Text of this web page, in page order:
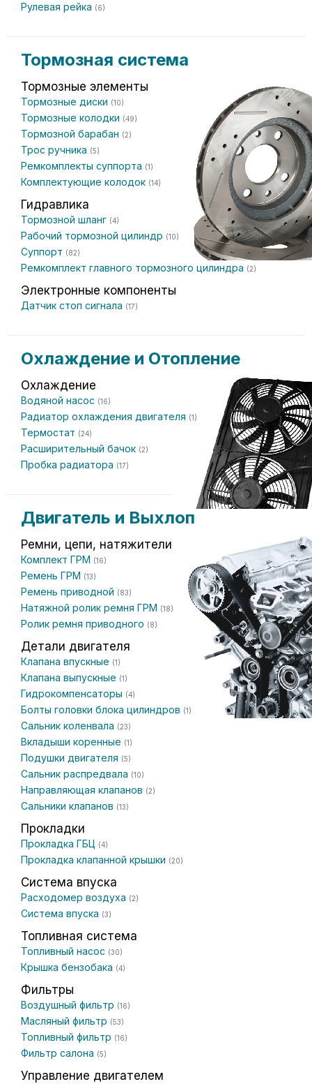
Рулевая рейка (6)
Тормозная система
Тормозные элементы
Тормозные диски (10)
Тормозные колодки (49)
Тормозной барабан (2)
Трос ручника (5)
Ремкомплекты суппорта (1)
Комплектующие колодок (14)
Гидравлика
Тормозной шланг (4)
Рабочий тормозной цилиндр (10)
Суппорт (82)
Ремкомплект главного тормозного цилиндра (2)
Электронные компоненты
Датчик стоп сигнала (17)
Охлаждение и Отопление
Охлаждение
Водяной насос (16)
Радиатор охлаждения двигателя (1)
Термостат (24)
Расширительный бачок (2)
Пробка радиатора (17)
Двигатель и Выхлоп
Ремни, цепи, натяжители
Комплект ГРМ (16)
Ремень ГРМ (13)
Ремень приводной (83)
Натяжной ролик ремня ГРМ (18)
Ролик ремня приводного (8)
Детали двигателя
Клапана впускные (1)
Клапана выпускные (1)
Гидрокомпенсаторы (4)
Болты головки блока цилиндров (1)
Сальник коленвала (23)
Вкладыши коренные (1)
Подушки двигателя (5)
Сальник распредвала (10)
Направляющая клапанов (2)
Сальники клапанов (13)
Прокладки
Прокладка ГБЦ (4)
Прокладка клапанной крышки (20)
Система впуска
Расходомер воздуха (2)
Система впуска (3)
Топливная система
Топливный насос (30)
Крышка бензобака (4)
Фильтры
Воздушный фильтр (16)
Масляный фильтр (53)
Топливный фильтр (16)
Фильтр салона (5)
Управление двигателем